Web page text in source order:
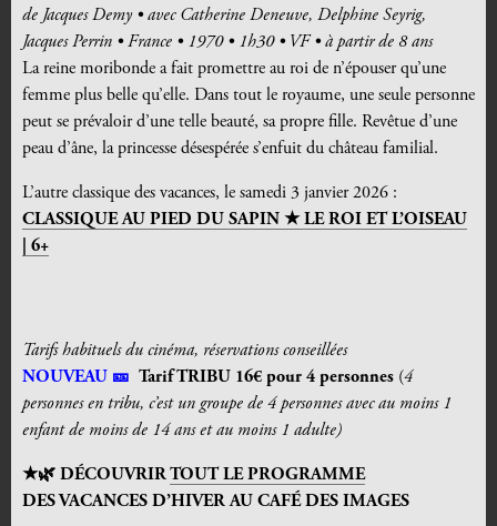
de Jacques Demy • avec Catherine Deneuve, Delphine Seyrig,
Jacques Perrin • France • 1970 • 1h30 • VF • à partir de 8 ans
La reine moribonde a fait promettre au roi de n’épouser qu’une
femme plus belle qu’elle. Dans tout le royaume, une seule personne
peut se prévaloir d’une telle beauté, sa propre fille. Revêtue d’une
peau d’âne, la princesse désespérée s’enfuit du château familial.
L’autre classique des vacances, le samedi 3 janvier 2026 :
CLASSIQUE AU PIED DU SAPIN ★ LE ROI ET L’OISEAU
| 6+
Tarifs habituels du cinéma, réservations conseillées
NOUVEAU 🎫 Tarif TRIBU 16€ pour 4 personnes (4
personnes en tribu, c’est un groupe de 4 personnes avec au moins 1
enfant de moins de 14 ans et au moins 1 adulte)
★🌿 DÉCOUVRIRTOUT LE PROGRAMME
DES VACANCES D’HIVER AU CAFÉDES IMAGES